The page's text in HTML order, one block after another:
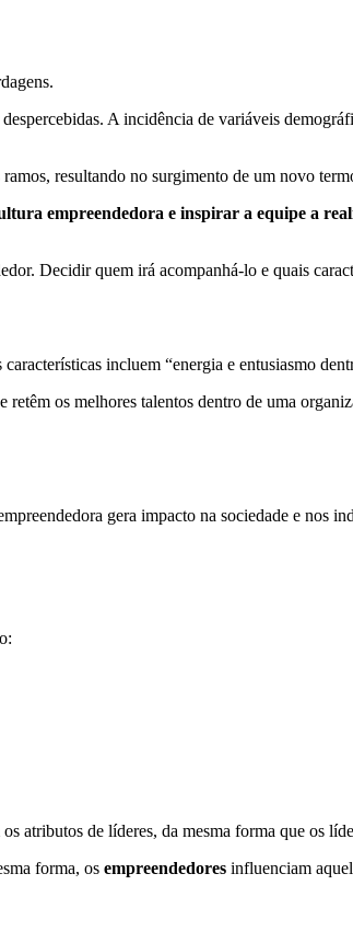
A incidência de variáveis
resultando no surgimento de um novo
empreendedora e inspirar a equipe a
Decidir quem irá acompanhá-lo e quais
incluem “energia e entusiasmo
retêm os melhores talentos dentro de uma
gera impacto na sociedade e nos
atributos de líderes, da mesma forma que os
forma, os empreendedores influenciam